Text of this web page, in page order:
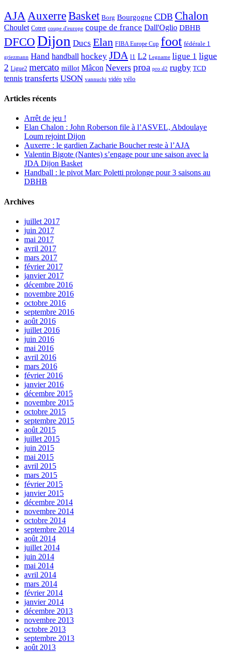
AJA AuxerreBasket Borg Bourgogne CDB Chalon
Choulet Cotret coupe d'europe coupe de france Dall'Oglio DBHB
DFCODijon Ducs Elan FIBA Europe Cup foot fédérale 1
griezmann Hand handball hockey JDA l1 L2 Legname ligue 1 ligue
2 Ligue2 mercato millot Mâcon Nevers proa pro d2 rugby TCD
tennis transferts USON vannuchi vidéo vélo
Articles récents
Arrêt de jeu !
Elan Chalon : John Roberson file à l’ASVEL, Abdoulaye
Loum rejoint Dijon
Auxerre : le gardien Zacharie Boucher reste à l’AJA
Valentin Bigote (Nantes) s’engage pour une saison avec la
JDA Dijon Basket
Handball : le pivot Marc Poletti prolonge pour 3 saisons au
DBHB
Archives
juillet 2017
juin 2017
mai 2017
avril 2017
mars 2017
février 2017
janvier 2017
décembre 2016
novembre 2016
octobre 2016
septembre 2016
août 2016
juillet 2016
juin 2016
mai 2016
avril 2016
mars 2016
février 2016
janvier 2016
décembre 2015
novembre 2015
octobre 2015
septembre 2015
août 2015
juillet 2015
juin 2015
mai 2015
avril 2015
mars 2015
février 2015
janvier 2015
décembre 2014
novembre 2014
octobre 2014
septembre 2014
août 2014
juillet 2014
juin 2014
mai 2014
avril 2014
mars 2014
février 2014
janvier 2014
décembre 2013
novembre 2013
octobre 2013
septembre 2013
août 2013